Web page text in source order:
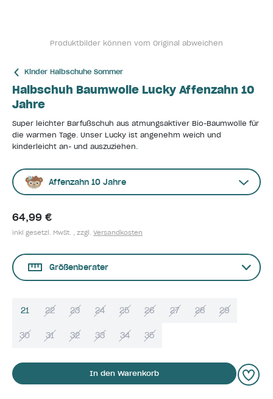
Produktbilder können vom Original abweichen
Kinder Halbschuhe Sommer
Halbschuh Baumwolle Lucky Affenzahn 10
Jahre
Super leichter Barfußschuh aus atmungsaktiver Bio-Baumwolle für
die warmen Tage. Unser Lucky ist angenehm weich und
kinderleicht an- und auszuziehen.
Affenzahn 10 Jahre
64,99 €
inkl gesetzl. MwSt. , zzgl. Versandkosten
Größenberater
21 22 23 24 25 26 27 28 29
30 31 32 33 34 35
In den Warenkorb